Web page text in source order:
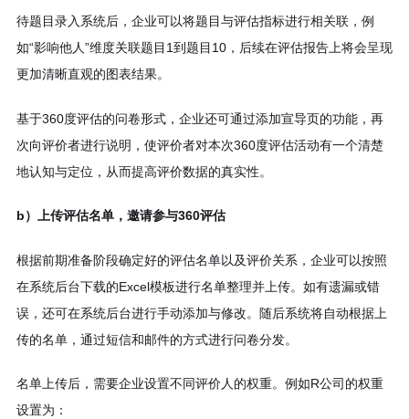
待题目录入系统后，企业可以将题目与评估指标进行相关联，例
如“影响他人”维度关联题目1到题目10，后续在评估报告上将会呈现
更加清晰直观的图表结果。
基于360度评估的问卷形式，企业还可通过添加宣导页的功能，再
次向评价者进行说明，使评价者对本次360度评估活动有一个清楚
地认知与定位，从而提高评价数据的真实性。
b）上传评估名单，邀请参与360评估
根据前期准备阶段确定好的评估名单以及评价关系，企业可以按照
在系统后台下载的Excel模板进行名单整理并上传。如有遗漏或错
误，还可在系统后台进行手动添加与修改。随后系统将自动根据上
传的名单，通过短信和邮件的方式进行问卷分发。
名单上传后，需要企业设置不同评价人的权重。例如R公司的权重
设置为：